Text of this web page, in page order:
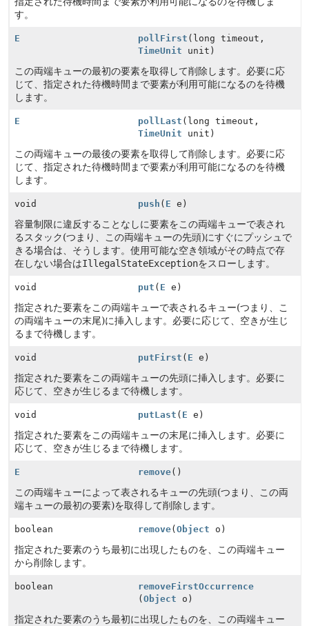
す。
E pollFirst (long timeout,
TimeUnit unit)
この両端キューの最初の要素を取得して削除します。必要に応
じて、指定された待機時間まで要素が利用可能になるのを待機
します。
E pollLast (long timeout,
TimeUnit unit)
この両端キューの最後の要素を取得して削除します。必要に応
じて、指定された待機時間まで要素が利用可能になるのを待機
します。
void push ( E e)
容量制限に違反することなしに要素をこの両端キューで表され
るスタック(つまり、この両端キューの先頭)にすぐにプッシュで
きる場合は、そうします。使用可能な空き領域がその時点で存
在しない場合はIllegalStateExceptionをスローします。
void put ( E e)
指定された要素をこの両端キューで表されるキュー(つまり、こ
の両端キューの末尾)に挿入します。必要に応じて、空きが生じ
るまで待機します。
void putFirst ( E e)
指定された要素をこの両端キューの先頭に挿入します。必要に
応じて、空きが生じるまで待機します。
void putLast ( E e)
指定された要素をこの両端キューの末尾に挿入します。必要に
応じて、空きが生じるまで待機します。
E remove()
この両端キューによって表されるキューの先頭(つまり、この両
端キューの最初の要素)を取得して削除します。
boolean remove(Object o)
指定された要素のうち最初に出現したものを、この両端キュー
から削除します。
boolean
removeFirstOccurrence
(Object o)
指定された要素のうち最初に出現したものを、この両端キュー